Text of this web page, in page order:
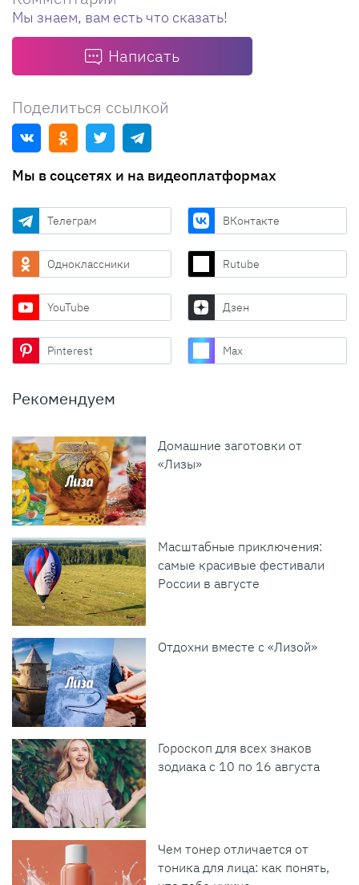
Мы знаем, вам есть что сказать!
Написать
Поделиться ссылкой
Мы в соцсетях и на видеоплатформах
Телеграм ВКонтакте
Одноклассники Rutube
YouTube Дзен
Pinterest Max
Рекомендуем
Домашние заготовки от
«Лизы»
Масштабные приключения:
самые красивые фестивали
России в августе
Отдохни вместе с «Лизой»
Гороскоп для всех знаков
зодиака с 10 по 16 августа
Чем тонер отличается от
тоника для лица: как понять,